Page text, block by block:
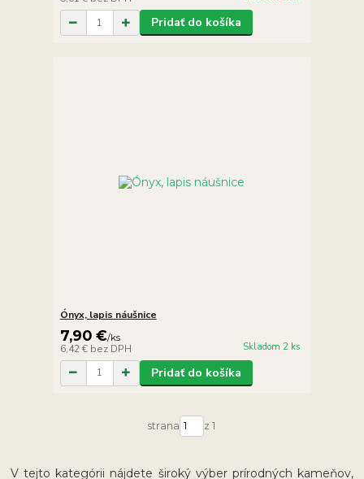
Pridať do košíka
Ónyx, lapis náušnice
7,90 €/ks
6,42 € bez DPH Skladom 2 ks
Pridať do košíka
strana z 1
V tejto kategórii nájdete široký výber prírodných kameňov,